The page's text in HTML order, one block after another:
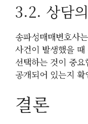
3.2. 상담
송파성매매변호사
사건이 발생했을
선택하는 것이 중
공개되어 있는지
결론